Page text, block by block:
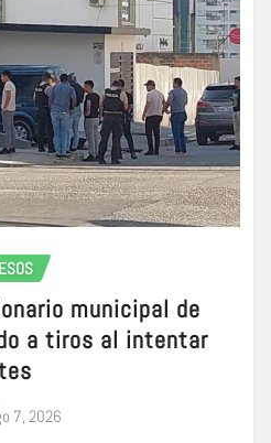
municipal de
a tiros al intentar
7, 2026